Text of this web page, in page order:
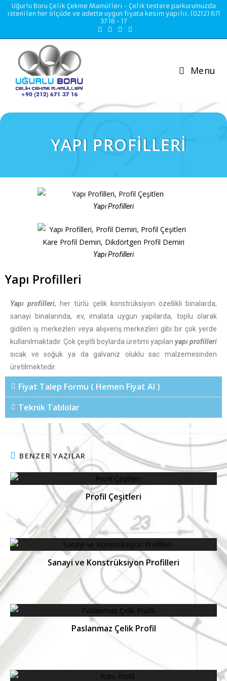
Uğurlu Boru Çelik Çekme Mamülleri - Çelik testere parkurumuzda
istenilen her ölçüde ve adette uygun fiyata kesim yapılır. (0212) 671
37 16 - 17
Menu
YAPI PROFİLLERİ
Yapı Profilleri
Yapı Profilleri
Yapı Profilleri
Yapı profilleri, her türlü çelik konstrüksiyon özellikli binalarda,
sanayi binalarında, ev, imalata uygun yapılarda, toplu olarak
gidilen iş merkezleri veya alışveriş merkezleri gibi bir çok yerde
kullanılmaktadır. Çok çeşitli boylarda üretimi yapılan yapı profilleri
sıcak ve soğuk ya da galvaniz oluklu sac malzemesinden
üretilmektedir.
Fiyat Talep Formu ( Hemen Fiyat Al )
Teknik Tablolar
BENZER YAZILAR
Profil Çeşitleri
Sanayi ve Konstrüksiyon Profilleri
Paslanmaz Çelik Profil